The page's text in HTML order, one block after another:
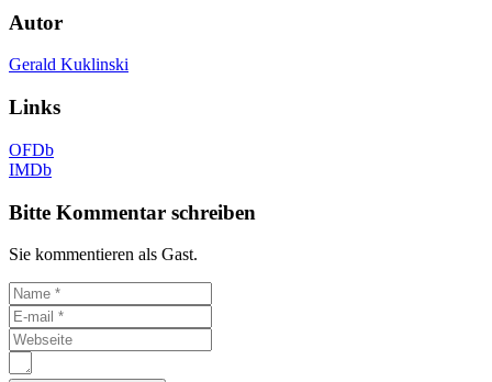
Autor
Gerald Kuklinski
Links
OFDb
IMDb
Bitte Kommentar schreiben
Sie kommentieren als Gast.